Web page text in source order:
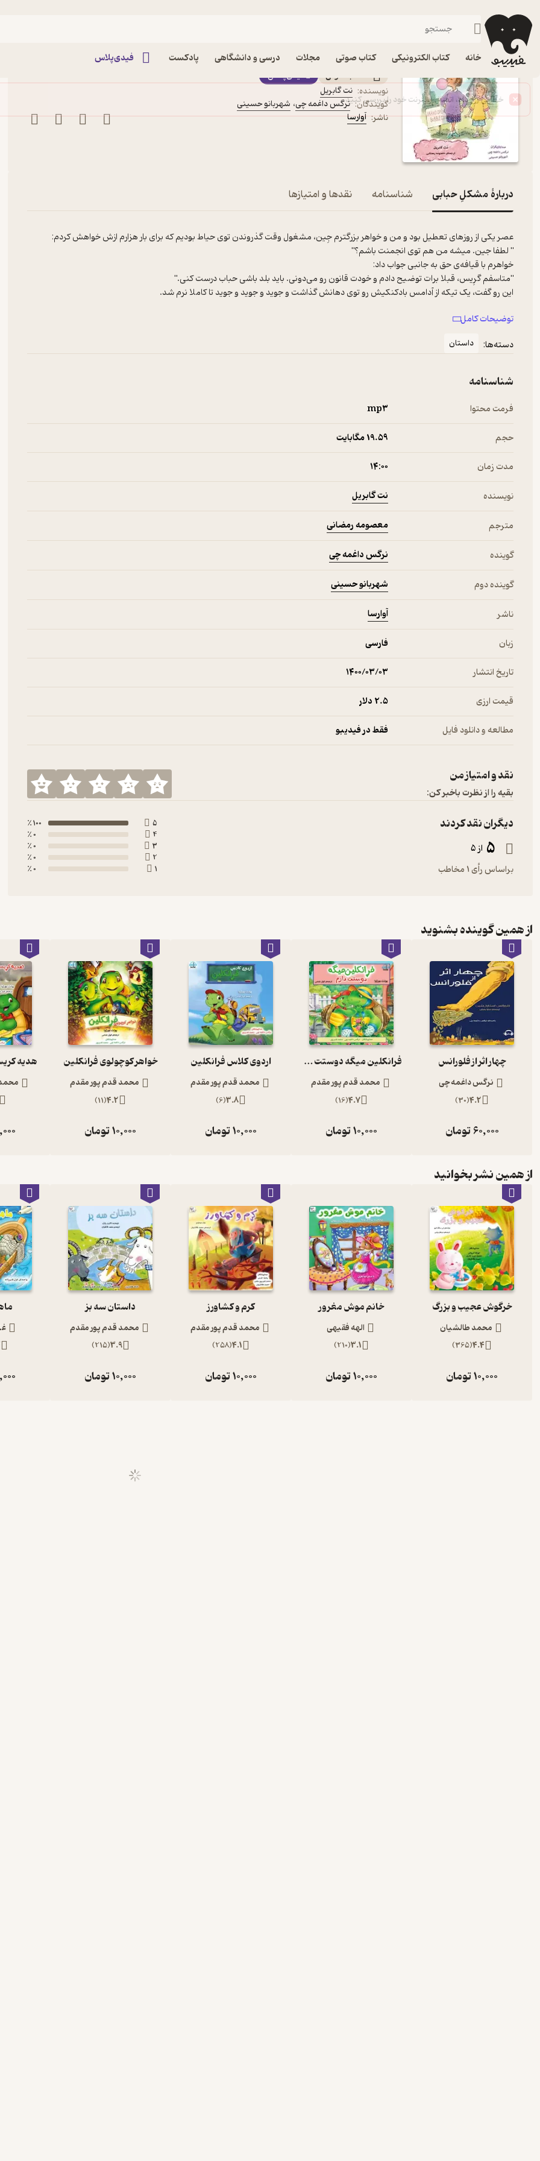
خانه کتاب الکترونیکی کتاب صوتی مجلات درسی و دانشگاهی پادکست فیدی‌پلاس
فیدیبو کتاب صوتی
کتاب صوتی مشکلِ حبابی اثر نت گابریل
کتاب صوتی
فیدی‌پلاس
نویسنده: نت گابریل
گویندگان: نرگس داغمه چی، شهربانو حسینی
ناشر: آوارسا
دربارۀ مشکلِ حبابی شناسنامه نقدها و امتیازها
توضیحات کامل
دسته‌ها:
داستان
شناسنامه
فرمت محتوا mp۳
حجم 19.۵۹ مگابایت
مدت زمان ۱۴:۰۰
نویسنده نت گابریل
مترجم معصومه رمضانی
گوینده نرگس داغمه چی
گوینده دوم شهربانو حسینی
ناشر آوارسا
زبان فارسی
تاریخ انتشار ۱۴۰۰/۰۳/۰۳
قیمت ارزی 2.۵ دلار
مطالعه و دانلود فایل فقط در فیدیبو
نقد و امتیاز من
بقیه را از نظرت باخبر کن:
دیگران نقد کردند
5 از 5
براساس رأی 1 مخاطب
5
100 ٪
4
0 ٪
3
0 ٪
2
0 ٪
1
0 ٪
از همین گوینده بشنوید
چهار اثر از فلورانس
نرگس داغمه چی
4.2
(
30
)
60,000تومان
فرانکلین میگه دوستت دارم
محمد قدم پور مقدم
4.7
(
16
)
10,000تومان
اردوی کلاس فرانکلین
محمد قدم پور مقدم
3.8
(
6
)
10,000تومان
خواهر کوچولوی فرانکلین
محمد قدم پور مقدم
4.2
(
11
)
10,000تومان
هدیه
از همین نشر بخوانید
خرگوش عجیب و بزرگ
محمد طالشیان
4.4
(
365
)
10,000تومان
خانم موش مغرور
الهه فقیهی
3.1
(
210
)
10,000تومان
کرم و کشاورز
محمد قدم پور مقدم
4.1
(
258
)
10,000تومان
داستان سه بز
محمد قدم پور مقدم
3.9
(
215
)
10,000تومان